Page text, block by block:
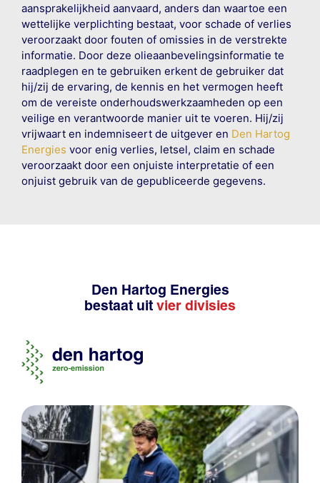
aansprakelijkheid aanvaard, anders dan waartoe een
wettelijke verplichting bestaat, voor schade of verlies
veroorzaakt door fouten of omissies in de verstrekte
informatie. Door deze olieaanbevelingsinformatie te
raadplegen en te gebruiken erkent de gebruiker dat
hij/zij de ervaring, de kennis en het vermogen heeft
om de vereiste onderhoudswerkzaamheden op een
veilige en verantwoorde manier uit te voeren. Hij/zij
vrijwaart en indemniseert de uitgever en Den Hartog
Energies voor enig verlies, letsel, claim en schade
veroorzaakt door een onjuiste interpretatie of een
onjuist gebruik van de gepubliceerde gegevens.
Den Hartog Energies
bestaat uit vier divisies